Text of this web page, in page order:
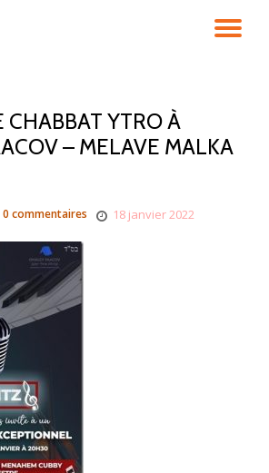
CHABBAT YTRO À
– MELAVE MALKA
18 janvier 2022
0 commentaires